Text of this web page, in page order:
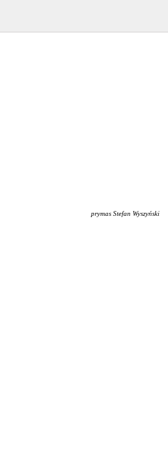
prymas Stefan Wyszyński